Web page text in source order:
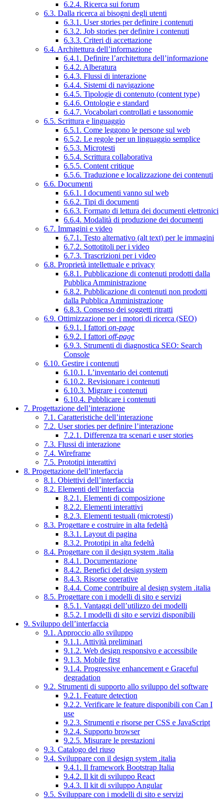
6.2.4. Ricerca sui forum
6.3. Dalla ricerca ai bisogni degli utenti
6.3.1. User stories per definire i contenuti
6.3.2. Job stories per definire i contenuti
6.3.3. Criteri di accettazione
6.4. Architettura dell’informazione
6.4.1. Definire l’architettura dell’informazione
6.4.2. Alberatura
6.4.3. Flussi di interazione
6.4.4. Sistemi di navigazione
6.4.5. Tipologie di contenuto (content type)
6.4.6. Ontologie e standard
6.4.7. Vocabolari controllati e tassonomie
6.5. Scrittura e linguaggio
6.5.1. Come leggono le persone sul web
6.5.2. Le regole per un linguaggio semplice
6.5.3. Microtesti
6.5.4. Scrittura collaborativa
6.5.5. Content critique
6.5.6. Traduzione e localizzazione dei contenuti
6.6. Documenti
6.6.1. I documenti vanno sul web
6.6.2. Tipi di documenti
6.6.3. Formato di lettura dei documenti elettronici
6.6.4. Modalità di produzione dei documenti
6.7. Immagini e video
6.7.1. Testo alternativo (alt text) per le immagini
6.7.2. Sottotitoli per i video
6.7.3. Trascrizioni per i video
6.8. Proprietà intellettuale e privacy
6.8.1. Pubblicazione di contenuti prodotti dalla
Pubblica Amministrazione
6.8.2. Pubblicazione di contenuti non prodotti
dalla Pubblica Amministrazione
6.8.3. Consenso dei soggetti ritratti
6.9. Ottimizzazione per i motori di ricerca (SEO)
6.9.1. I fattori on-page
6.9.2. I fattori off-page
6.9.3. Strumenti di diagnostica SEO: Search
Console
6.10. Gestire i contenuti
6.10.1. L’inventario dei contenuti
6.10.2. Revisionare i contenuti
6.10.3. Migrare i contenuti
6.10.4. Pubblicare i contenuti
7. Progettazione dell’interazione
7.1. Caratteristiche dell’interazione
7.2. User stories per definire l’interazione
7.2.1. Differenza tra scenari e user stories
7.3. Flussi di interazione
7.4. Wireframe
7.5. Prototipi interattivi
8. Progettazione dell’interfaccia
8.1. Obiettivi dell’interfaccia
8.2. Elementi dell’interfaccia
8.2.1. Elementi di composizione
8.2.2. Elementi interattivi
8.2.3. Elementi testuali (microtesti)
8.3. Progettare e costruire in alta fedeltà
8.3.1. Layout di pagina
8.3.2. Prototipi in alta fedeltà
8.4. Progettare con il design system .italia
8.4.1. Documentazione
8.4.2. Benefici del design system
8.4.3. Risorse operative
8.4.4. Come contribuire al design system .italia
8.5. Progettare con i modelli di sito e servizi
8.5.1. Vantaggi dell’utilizzo dei modelli
8.5.2. I modelli di sito e servizi disponibili
9. Sviluppo dell’interfaccia
9.1. Approccio allo sviluppo
9.1.1. Attività preliminari
9.1.2. Web design responsivo e accessibile
9.1.3. Mobile first
9.1.4. Progressive enhancement e Graceful
degradation
9.2. Strumenti di supporto allo sviluppo del software
9.2.1. Feature detection
9.2.2. Verificare le feature disponibili con Can I
use
9.2.3. Strumenti e risorse per CSS e JavaScript
9.2.4. Supporto browser
9.2.5. Misurare le prestazioni
9.3. Catalogo del riuso
9.4. Sviluppare con il design system .italia
9.4.1. Il framework Bootstrap Italia
9.4.2. Il kit di sviluppo React
9.4.3. Il kit di sviluppo Angular
9.5. Sviluppare con i modelli di sito e servizi